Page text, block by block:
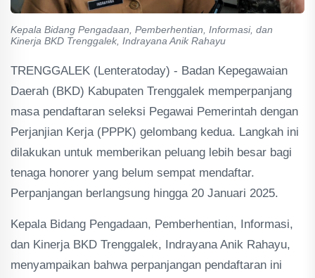
Kepala Bidang Pengadaan, Pemberhentian, Informasi, dan
Kinerja BKD Trenggalek, Indrayana Anik Rahayu
TRENGGALEK (Lenteratoday) - Badan Kepegawaian
Daerah (BKD) Kabupaten Trenggalek memperpanjang
masa pendaftaran seleksi Pegawai Pemerintah dengan
Perjanjian Kerja (PPPK) gelombang kedua. Langkah ini
dilakukan untuk memberikan peluang lebih besar bagi
tenaga honorer yang belum sempat mendaftar.
Perpanjangan berlangsung hingga 20 Januari 2025.
Kepala Bidang Pengadaan, Pemberhentian, Informasi,
dan Kinerja BKD Trenggalek, Indrayana Anik Rahayu,
menyampaikan bahwa perpanjangan pendaftaran ini